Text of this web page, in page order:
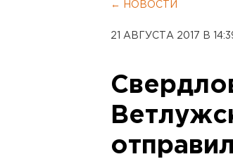
← НОВОСТИ
21 АВГУСТА 2017 В